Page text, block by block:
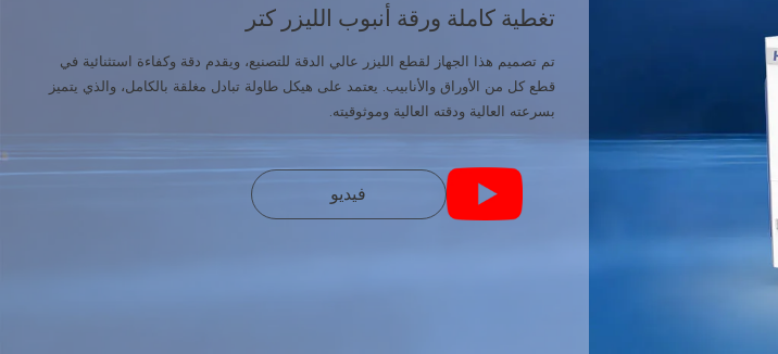
تغطية كاملة ورقة أنبوب الليزر كتر
تم تصميم هذا الجهاز لقطع الليزر عالي الدقة للتصنيع، ويقدم دقة وكفاءة استثنائية في
قطع كل من الأوراق والأنابيب. يعتمد على هيكل طاولة تبادل مغلقة بالكامل، والذي يتميز
بسرعته العالية ودقته العالية وموثوقيته.
فيديو